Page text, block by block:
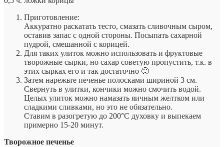
Приготовление:
Аккуратно раскатать тесто, смазать сливочным сыром,
оставив запас с одной стороны. Посыпать сахарной
пудрой, смешанной с корицей.
Для таких улиток можно использовать и фруктовые
творожные сырки, но сахар советую пропустить, т.к. в
этих сырках его и так достаточно 🙂
Затем нарежьте печенье полосками шириной 3 см.
Свернуть в улитки, кончики можно смочить водой.
Целых улиток можно намазать яичным желтком или
сладкими сливками, но это не обязательно.
Ставим в разогретую до 200°С духовку и выпекаем
примерно 15-20 минут.
Творожное печенье